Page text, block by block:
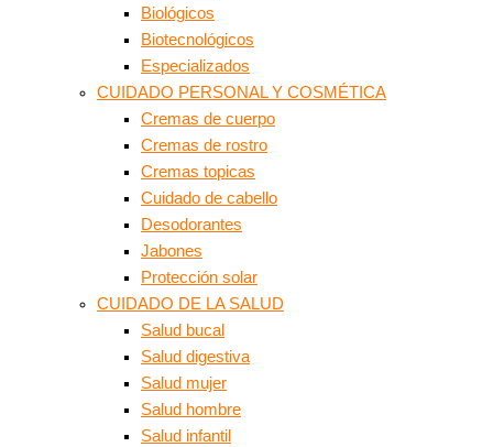
Biológicos
Biotecnológicos
Especializados
CUIDADO PERSONAL Y COSMÉTICA
Cremas de cuerpo
Cremas de rostro
Cremas topicas
Cuidado de cabello
Desodorantes
Jabones
Protección solar
CUIDADO DE LA SALUD
Salud bucal
Salud digestiva
Salud mujer
Salud hombre
Salud infantil